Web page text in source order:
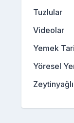
Tuzlular
Videolar
Yemek
Yöresel